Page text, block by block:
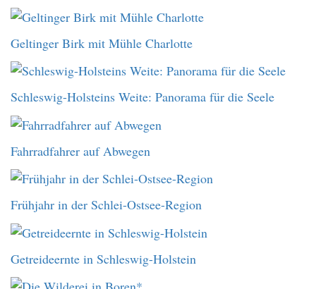
Geltinger Birk mit Mühle Charlotte
Schleswig-Holsteins Weite: Panorama für die Seele
Fahrradfahrer auf Abwegen
Frühjahr in der Schlei-Ostsee-Region
Getreideernte in Schleswig-Holstein